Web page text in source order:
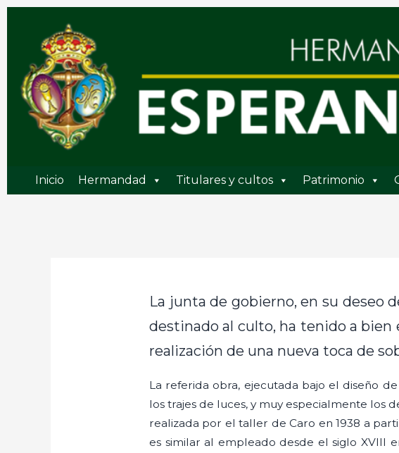
contenido
Inicio Hermandad Titulares y cultos Patrimonio
La junta de gobierno, en su deseo
destinado al culto, ha tenido a bien
realización de una nueva toca de
La referida obra, ejecutada bajo el diseño
los trajes de luces, y muy especialmente los
realizada por el taller de Caro en 1938 a
es similar al empleado desde el siglo XVIII